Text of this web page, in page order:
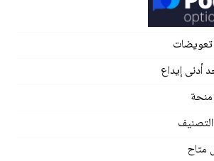
متاح